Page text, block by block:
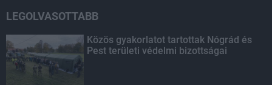
LEGOLVASOTTABB
Közös gyakorlatot tartottak Nógrád és
Pest területi védelmi bizottságai